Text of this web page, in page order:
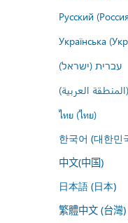
Русский
Українська
עברית (ישראל)
العربية)
ไทย (ไทย)
한국어 (대한민
中文(中国)
日本語 (日本)
繁體中文 (台灣)